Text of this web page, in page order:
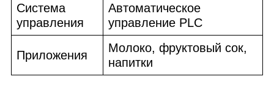
Система
управления
Автоматическое
управление PLC
Приложения
Молоко, фруктовый сок,
напитки